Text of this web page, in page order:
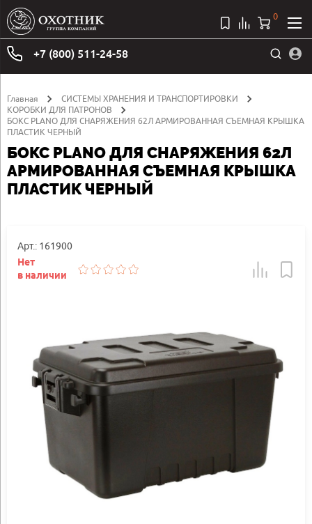
+7 (800) 511-24-58
0
Главная
СИСТЕМЫ ХРАНЕНИЯ И ТРАНСПОРТИРОВКИ
КОРОБКИ ДЛЯ ПАТРОНОВ
БОКС PLANO ДЛЯ СНАРЯЖЕНИЯ 62Л АРМИРОВАННАЯ СЪЕМНАЯ КРЫШКА
ПЛАСТИК ЧЕРНЫЙ
БОКС PLANO ДЛЯ СНАРЯЖЕНИЯ 62Л
АРМИРОВАННАЯ СЪЕМНАЯ КРЫШКА
ПЛАСТИК ЧЕРНЫЙ
Арт.: 161900
Нет
в наличии